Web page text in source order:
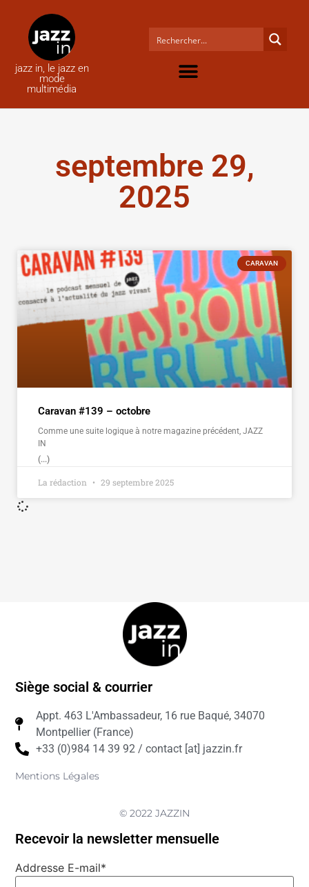
jazz in, le jazz en
mode
multimédia
septembre 29,
2025
CARAVAN
Caravan #139 – octobre
Comme une suite logique à notre magazine précédent, JAZZ
IN
(...)
La rédaction 29 septembre 2025
Siège social & courrier
Appt. 463 L'Ambassadeur, 16 rue Baqué, 34070
Montpellier (France)
+33 (0)984 14 39 92 / contact [at] jazzin.fr
Mentions Légales
© 2022 JAZZIN
Recevoir la newsletter mensuelle
Addresse E-mail*